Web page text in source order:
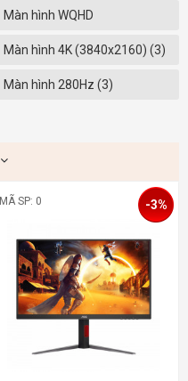
Màn hình WQHD
(3440x1440) (1)
Màn hình 4K (3840x2160) (3)
Màn hình 280Hz (3)
MÃ SP: 0 -3%